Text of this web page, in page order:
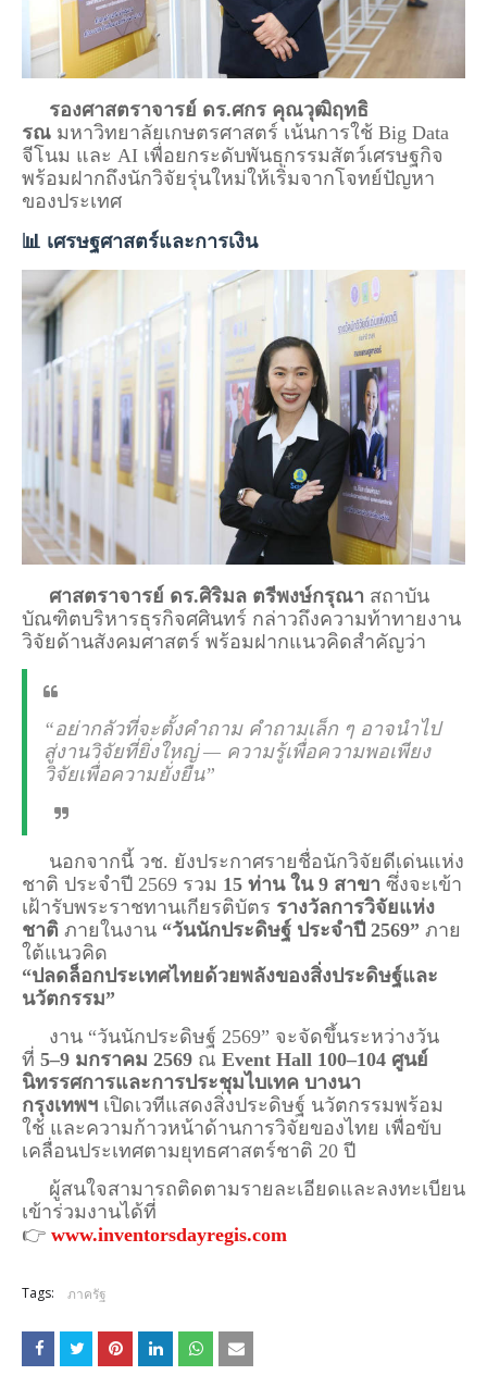
รองศาสตราจารย์ ดร.ศกร คุณวุฒิฤทธิ
รณ มหาวิทยาลัยเกษตรศาสตร์ เน้นการใช้ Big Data
จีโนม และ AI เพื่อยกระดับพันธุกรรมสัตว์เศรษฐกิจ
พร้อมฝากถึงนักวิจัยรุ่นใหม่ให้เริ่มจากโจทย์ปัญหา
ของประเทศ
📊 เศรษฐศาสตร์และการเงิน
ศาสตราจารย์ ดร.ศิริมล ตรีพงษ์กรุณา สถาบัน
บัณฑิตบริหารธุรกิจศศินทร์ กล่าวถึงความท้าทายงาน
วิจัยด้านสังคมศาสตร์ พร้อมฝากแนวคิดสำคัญว่า
“อย่ากลัวที่จะตั้งคำถาม คำถามเล็ก ๆ อาจนำไป
สู่งานวิจัยที่ยิ่งใหญ่ — ความรู้เพื่อความพอเพียง
วิจัยเพื่อความยั่งยืน”
นอกจากนี้ วช. ยังประกาศรายชื่อนักวิจัยดีเด่นแห่ง
ชาติ ประจำปี 2569 รวม 15 ท่าน ใน 9 สาขา ซึ่งจะเข้า
เฝ้ารับพระราชทานเกียรติบัตร รางวัลการวิจัยแห่ง
ชาติ ภายในงาน “วันนักประดิษฐ์ ประจำปี 2569” ภาย
ใต้แนวคิด
“ปลดล็อกประเทศไทยด้วยพลังของสิ่งประดิษฐ์และ
นวัตกรรม”
งาน “วันนักประดิษฐ์ 2569” จะจัดขึ้นระหว่างวัน
ที่ 5–9 มกราคม 2569 ณ Event Hall 100–104 ศูนย์
นิทรรศการและการประชุมไบเทค บางนา
กรุงเทพฯ เปิดเวทีแสดงสิ่งประดิษฐ์ นวัตกรรมพร้อม
ใช้ และความก้าวหน้าด้านการวิจัยของไทย เพื่อขับ
เคลื่อนประเทศตามยุทธศาสตร์ชาติ 20 ปี
ผู้สนใจสามารถติดตามรายละเอียดและลงทะเบียน
เข้าร่วมงานได้ที่
👉 www.inventorsdayregis.com
Tags: ภาครัฐ